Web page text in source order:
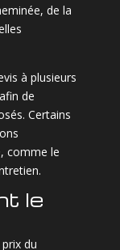
de la
à plusieurs
de
Certains
comme le
le
du